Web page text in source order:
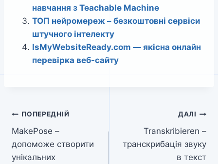
навчання з Teachable Machine
ТОП нейромереж – безкоштовні сервіси
штучного інтелекту
IsMyWebsiteReady.com — якісна онлайн
перевірка веб-сайту
Навігація
записів
ПОПЕРЕДНІЙ
MakePose –
допоможе створити
унікальних
ДАЛІ
Transkribieren –
транскрибація звуку
в текст